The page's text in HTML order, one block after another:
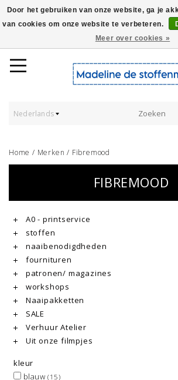
Worldwide Shipping - Onze stoffen
Nederlands
Home / Merken / Fibremood
FIBREMOOD
A0 - printservice
stoffen
naaibenodigdheden
fournituren
patronen/ magazines
workshops
Naaipakketten
SALE
Verhuur Atelier
Uit onze filmpjes
kleur
blauw(15)
Door het gebruiken van onze website, ga je
van cookies om onze website te verbeteren.
Meer over cookies »